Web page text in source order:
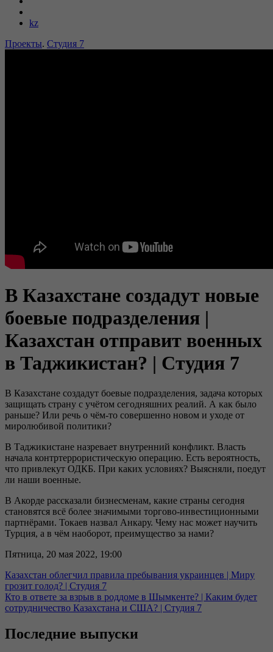
kz
Проекты. Студия 7
В Казахстане создадут новые
боевые подразделения |
Казахстан отправит военных
в Таджикистан? | Студия 7
В Казахстане создадут боевые подразделения, задача которых
защищать страну с учётом сегодняшних реалий. А как было
раньше? Или речь о чём-то совершенно новом и уходе от
миролюбивой политики?
В Таджикистане назревает внутренний конфликт. Власть
начала контртеррористическую операцию. Есть вероятность,
что привлекут ОДКБ. При каких условиях? Выясняли, поедут
ли наши военные.
В Акорде рассказали бизнесменам, какие страны сегодня
становятся всё более значимыми торгово-инвестиционными
партнёрами. Токаев назвал Анкару. Чему нас может научить
Турция, а в чём наоборот, преимущество за нами?
Пятница, 20 мая 2022, 19:00
Казахстан облегчил правила пребывания украинцев | Миру
грозит голод? | Студия 7
Кто в ответе за взрыв в роддоме в Шымкенте? | Каким будет
сотрудничество Казахстана и США? | Студия 7
Последние выпуски